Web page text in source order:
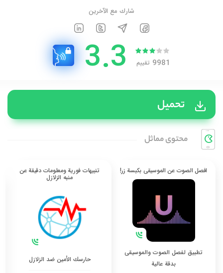
شارك مع الآخرين
9981 تقييم 3.3
تحميل
محتوی مماثل
افصل الصوت عن الموسيقى بكبسة زر!
تطبيق لفصل الصوت والموسيقى
بدقة عالية
تنبيهات فورية ومعلومات دقيقة عن
منبه الزلازل
حارسك الأمين ضد الزلازل